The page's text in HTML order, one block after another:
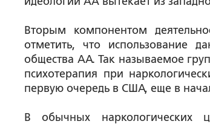
Вторым компонентом
отметить, что использование
общества АА. Так называемое
психотерапия при
первую очередь в США, еще в
В обычных наркологических